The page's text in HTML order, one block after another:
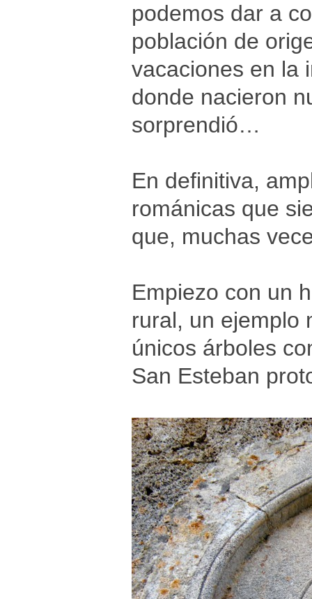
podemos dar a
población de
vacaciones en la
donde nacieron
sorprendió…
En definitiva,
románicas que
que, muchas
Empiezo con un
rural, un ejemplo
únicos árboles
San Esteban